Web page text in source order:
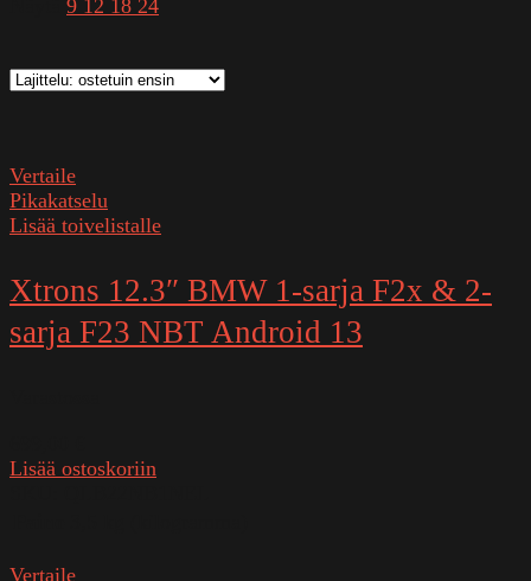
9 12 18 24
Vertaile
Pikakatselu
Lisää toivelistalle
Xtrons 12.3″ BMW 1-sarja F2x & 2-
sarja F23 NBT Android 13
Lisää ostoskoriin
Vertaile